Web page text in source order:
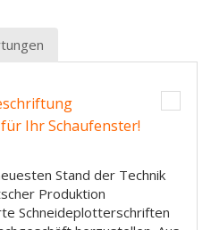
Ihr Schaufenster!
Stand der Technik
Produktion
Schneideplotterschriften